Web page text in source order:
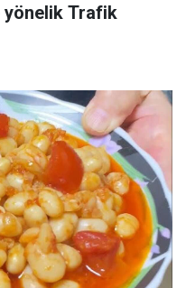
yönelik Trafik